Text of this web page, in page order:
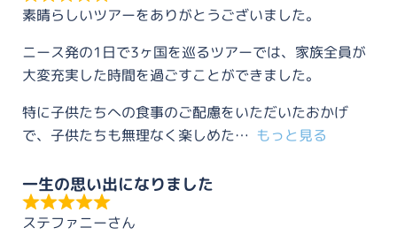
素晴らしいツアーをありがとうございました。
ニース発の1日で3ヶ国を巡るツアーでは、家族全員が
大変充実した時間を過ごすことができました。
特に子供たちへの食事のご配慮をいただいたおかげ
で、子供たちも無理なく楽しめた
もっと見る
一生の思い出になりました
ステファニーさん